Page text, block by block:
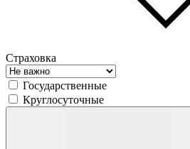
Страховка
Государственные
Круглосуточные